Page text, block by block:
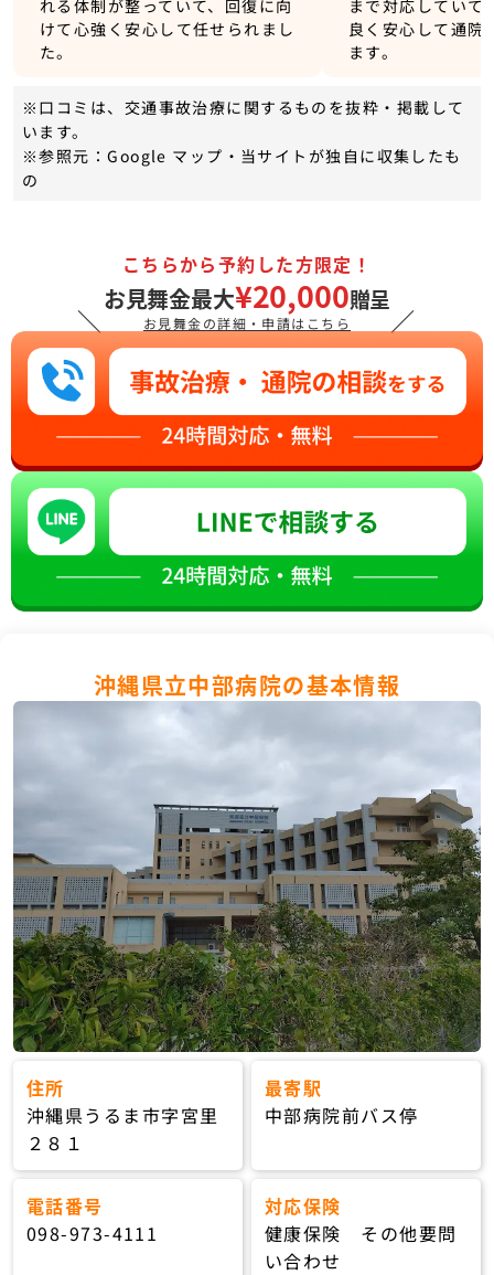
れる体制が整っていて、回復に向
けて心強く安心して任せられまし
た。
まで対応していて
良く安心して通院
ます。
※口コミは、交通事故治療に関するものを抜粋・掲載して
います。
※参照元：Google マップ・当サイトが独自に収集したも
の
＼
こちらから予約した方限定！
お見舞金最大¥20,000贈呈
お見舞金の詳細・申請はこちら ／
沖縄県立中部病院の基本情報
住所
沖縄県うるま市字宮里
２８１
最寄駅
中部病院前バス停
電話番号
098-973-4111
対応保険
健康保険 その他要問
い合わせ